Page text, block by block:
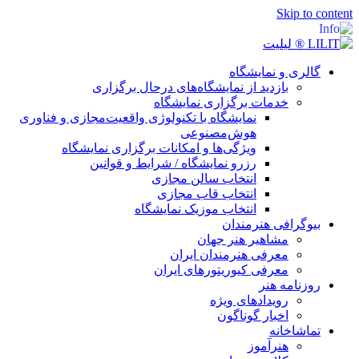
و نمایشگاه
بازدید از نمایشگاه‌های درحال برگزاری
خدمات برگزاری نمایشگاه
نمایشگاه با تکنولوژی واقعیت‌مجازی و فناوری
هوش‌مصنوعی
ویژگی‌ها و امکانات برگزاری نمایشگاه
رزرو نمایشگاه / شرایط و قوانین
انتخاب سالن مجازی
انتخاب قاب مجازی
انتخاب موزیک نمایشگاه
هنرمندان
مشاهیر هنر جهان
معرفی هنرمندان ایران
معرفی کیوریتورهای ایران
هنر
رویدادهای ویژه
اخبار گوناگون